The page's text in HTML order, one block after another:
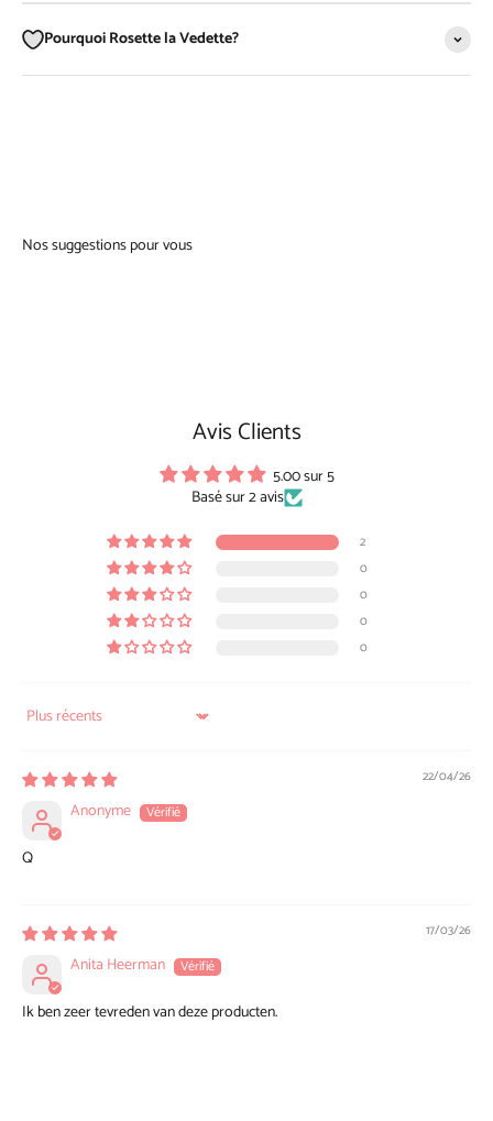
Pourquoi Rosette la Vedette?
Avis Clients
5.00 sur 5
Basé sur 2 avis
2
0
0
0
0
Sort by
22/04/26
Anonyme
Q
17/03/26
Anita Heerman
Ik ben zeer tevreden van deze producten.